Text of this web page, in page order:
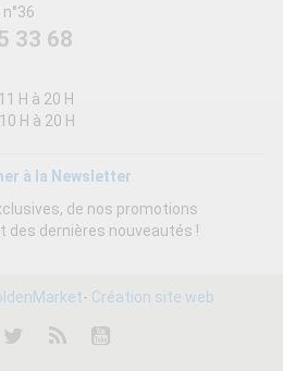
33 68
H à 20 H
H à 20 H
à la Newsletter
de nos promotions
des dernières nouveautés !
- Création site web